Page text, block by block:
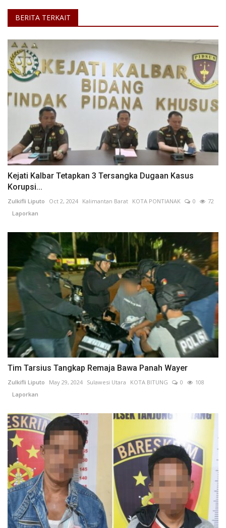
BERITA TERKAIT
Kejati Kalbar Tetapkan 3 Tersangka Dugaan Kasus
Korupsi...
Zulkifli Liputo Oct 2, 2024 Kalimantan Barat KOTA PONTIANAK 0
72
Laporkan
Tim Tarsius Tangkap Remaja Bawa Panah Wayer
Zulkifli Liputo May 29, 2024 Sulawesi Utara KOTA BITUNG 0
108
Laporkan